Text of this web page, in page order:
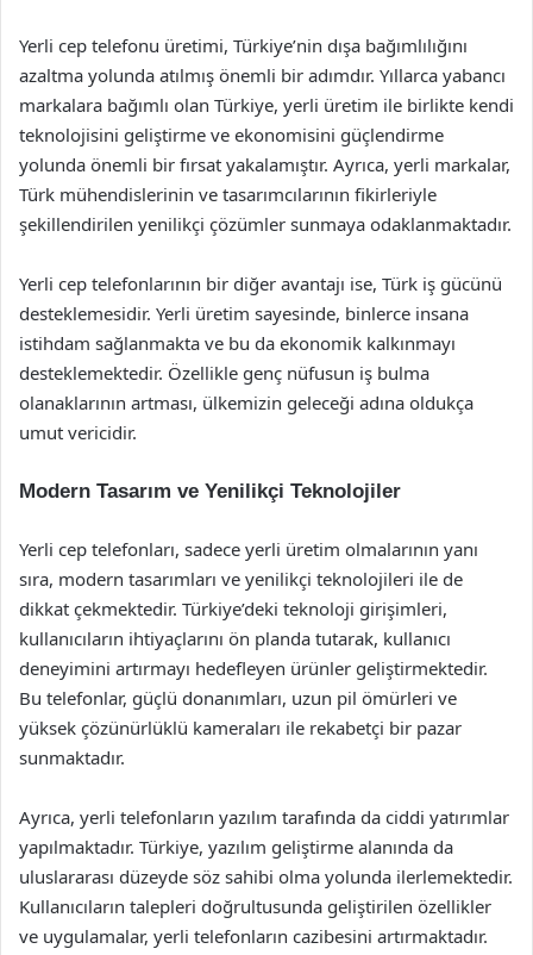
Yerli cep telefonu üretimi, Türkiye’nin dışa bağımlılığını
azaltma yolunda atılmış önemli bir adımdır. Yıllarca yabancı
markalara bağımlı olan Türkiye, yerli üretim ile birlikte kendi
teknolojisini geliştirme ve ekonomisini güçlendirme
yolunda önemli bir fırsat yakalamıştır. Ayrıca, yerli markalar,
Türk mühendislerinin ve tasarımcılarının fikirleriyle
şekillendirilen yenilikçi çözümler sunmaya odaklanmaktadır.
Yerli cep telefonlarının bir diğer avantajı ise, Türk iş gücünü
desteklemesidir. Yerli üretim sayesinde, binlerce insana
istihdam sağlanmakta ve bu da ekonomik kalkınmayı
desteklemektedir. Özellikle genç nüfusun iş bulma
olanaklarının artması, ülkemizin geleceği adına oldukça
umut vericidir.
Modern Tasarım ve Yenilikçi Teknolojiler
Yerli cep telefonları, sadece yerli üretim olmalarının yanı
sıra, modern tasarımları ve yenilikçi teknolojileri ile de
dikkat çekmektedir. Türkiye’deki teknoloji girişimleri,
kullanıcıların ihtiyaçlarını ön planda tutarak, kullanıcı
deneyimini artırmayı hedefleyen ürünler geliştirmektedir.
Bu telefonlar, güçlü donanımları, uzun pil ömürleri ve
yüksek çözünürlüklü kameraları ile rekabetçi bir pazar
sunmaktadır.
Ayrıca, yerli telefonların yazılım tarafında da ciddi yatırımlar
yapılmaktadır. Türkiye, yazılım geliştirme alanında da
uluslararası düzeyde söz sahibi olma yolunda ilerlemektedir.
Kullanıcıların talepleri doğrultusunda geliştirilen özellikler
ve uygulamalar, yerli telefonların cazibesini artırmaktadır.